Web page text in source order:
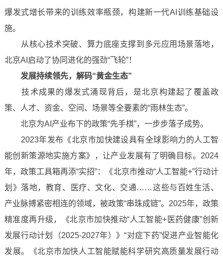
爆发式增长带来的训练效率瓶颈，构建新一代AI训练基础设
施。
从核心技术突破、算力底座支撑到多元应用场景落地，
北京AI启动了协同进化的强劲“飞轮”！
发展持续领先，解码“黄金生态”
技术成果的爆发式涌现背后，是北京构建起了覆盖政
策、人才、资金、空间、场景等全要素的“雨林生态”。
北京为AI产业布下的政策“先手棋”，一步步落子成势。
2023年发布《北京市加快建设具有全球影响力的人工智
能创新策源地实施方案》，让产业发展有了明确目标。2024
年，政策工具箱再添“实招”：《北京市推动“人工智能+”行动计
划》落地，教育、医疗、文化、交通……这些与百姓生活、
产业脉搏紧密相连的领域，被政策“串珠成链”。2025年，政策
精准度再升级，《北京市加快推动“人工智能+医药健康”创新
发展行动计划（2025-2027年）》“对症下药”促进产业智能化
发展。《北京市加快人工智能赋能科学研究高质量发展行动